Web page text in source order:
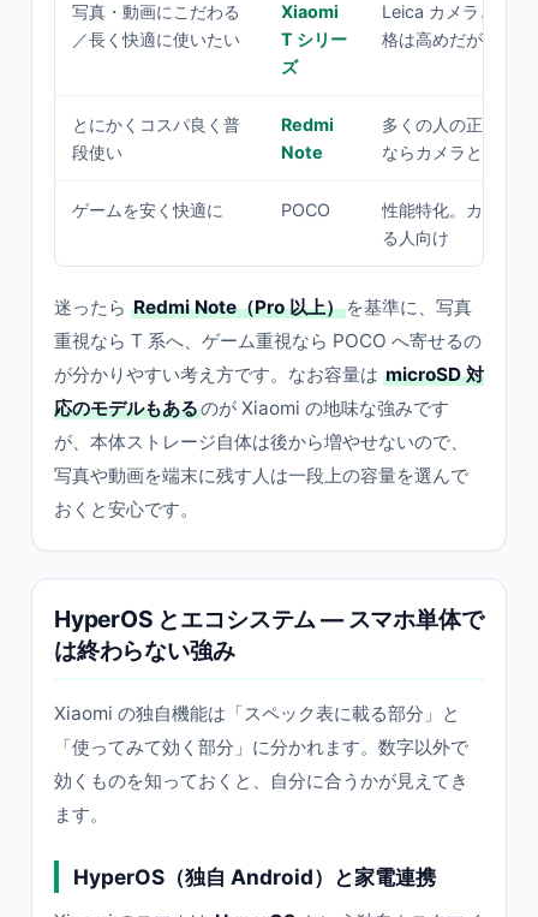
写真・動画にこだわる
／長く快適に使いたい
Xiaomi
T シリー
ズ
Leica カメラと上位
格は高めだが満足度
とにかくコスパ良く普
段使い
Redmi
Note
多くの人の正解。
ならカメラと充電が
ゲームを安く快適に POCO
性能特化。カメラは
る人向け
迷ったら Redmi Note（Pro 以上） を基準に、写真
重視なら T 系へ、ゲーム重視なら POCO へ寄せるの
が分かりやすい考え方です。なお容量は microSD 対
応のモデルもあるのが Xiaomi の地味な強みです
が、本体ストレージ自体は後から増やせないので、
写真や動画を端末に残す人は一段上の容量を選んで
おくと安心です。
HyperOS とエコシステム — スマホ単体で
は終わらない強み
Xiaomi の独自機能は「スペック表に載る部分」と
「使ってみて効く部分」に分かれます。数字以外で
効くものを知っておくと、自分に合うかが見えてき
ます。
HyperOS（独自 Android）と家電連携